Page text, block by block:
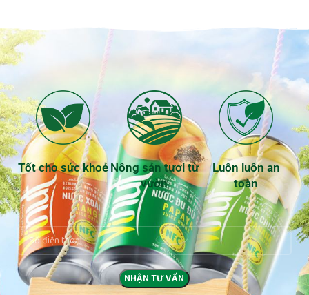
Tốt cho sức khoẻ Nông sản tươi từ
vườn
Luôn luôn an
toàn